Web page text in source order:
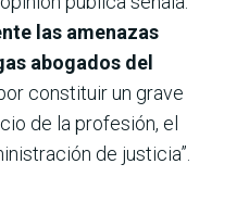
las amenazas
abogados del
constituir un grave
de la profesión, el
de justicia”.